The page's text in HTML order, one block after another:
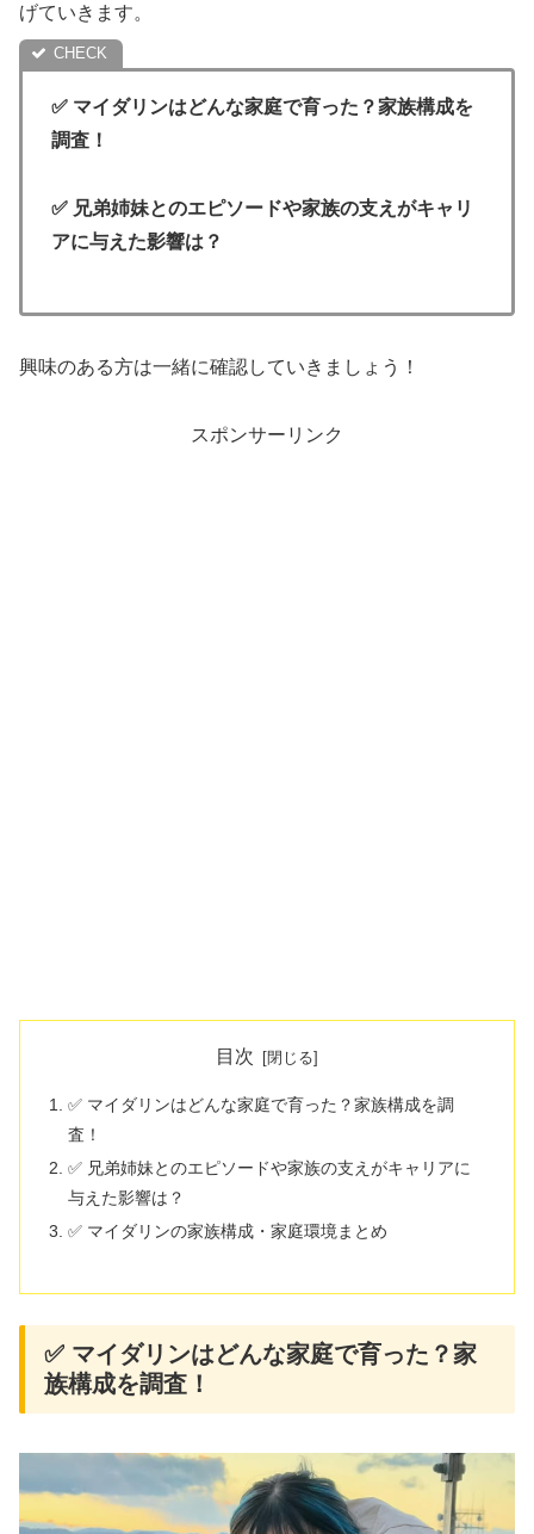
げていきます。
✅ マイダリンはどんな家庭で育った？家族構成を
調査！
✅ 兄弟姉妹とのエピソードや家族の支えがキャリ
アに与えた影響は？
興味のある方は一緒に確認していきましょう！
スポンサーリンク
目次
✅ マイダリンはどんな家庭で育った？家族構成を調
査！
✅ 兄弟姉妹とのエピソードや家族の支えがキャリアに
与えた影響は？
✅ マイダリンの家族構成・家庭環境まとめ
✅ マイダリンはどんな家庭で育った？家
族構成を調査！